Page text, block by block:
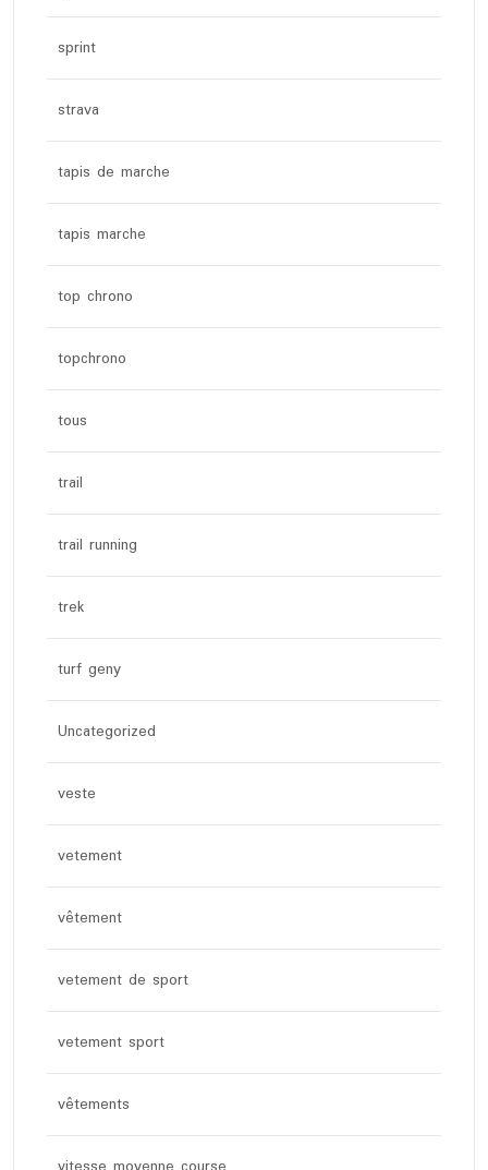
sprint
strava
tapis de marche
tapis marche
top chrono
topchrono
tous
trail
trail running
trek
turf geny
Uncategorized
veste
vetement
vêtement
vetement de sport
vetement sport
vêtements